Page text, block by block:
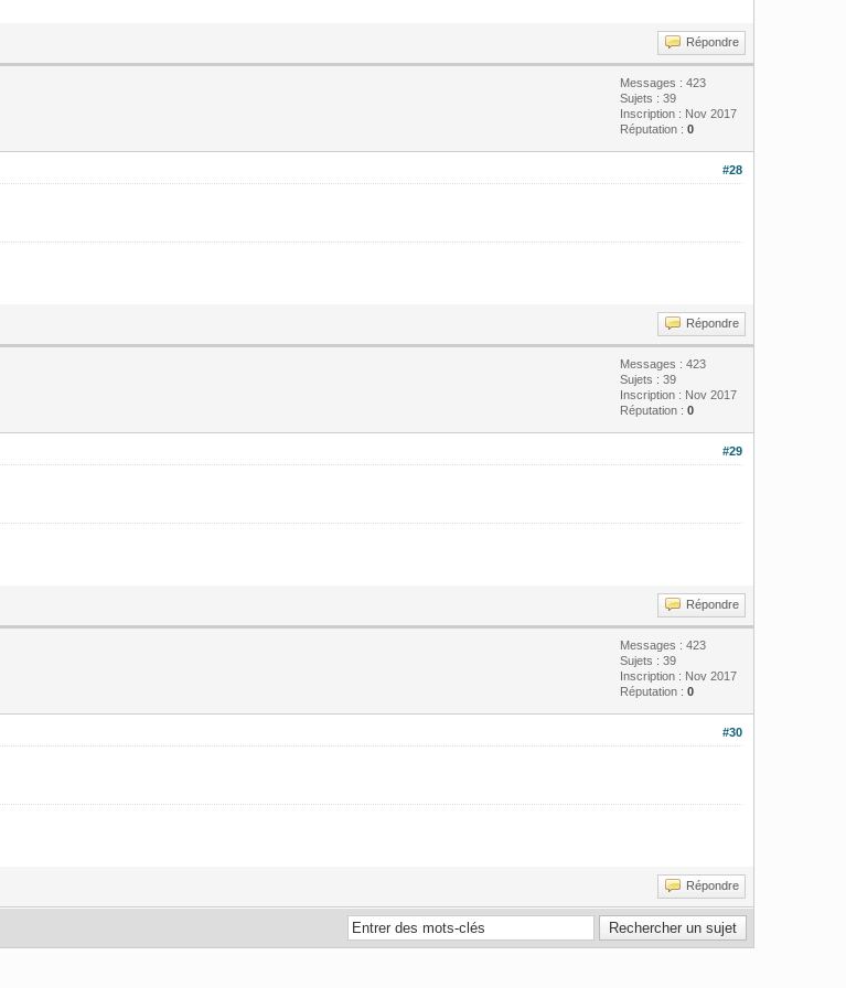
Répondre
Messages : 423
Sujets : 39
Inscription : Nov 2017
Réputation : 0
#28
Répondre
Messages : 423
Sujets : 39
Inscription : Nov 2017
Réputation : 0
#29
Répondre
Messages : 423
Sujets : 39
Inscription : Nov 2017
Réputation : 0
#30
Répondre